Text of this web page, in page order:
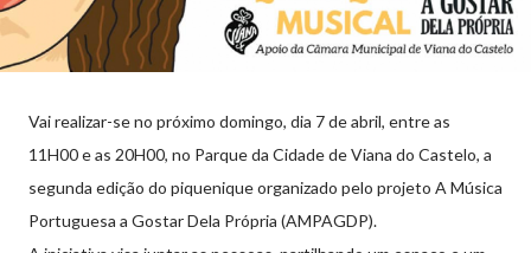
Vai realizar-se no próximo domingo, dia 7 de abril, entre as
11H00 e as 20H00, no Parque da Cidade de Viana do Castelo, a
segunda edição do piquenique organizado pelo projeto A Música
Portuguesa a Gostar Dela Própria (AMPAGDP).